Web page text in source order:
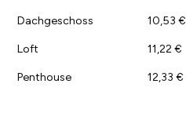
Dachgeschoss 10,53 €
Loft 11,22 €
Penthouse 12,33 €